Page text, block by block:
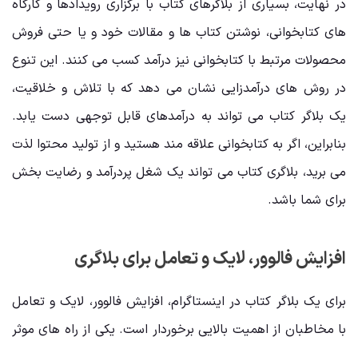
در نهایت، بسیاری از بلاگرهای کتاب با برگزاری رویدادها و کارگاه‌
های کتابخوانی، نوشتن کتاب ‌ها و مقالات خود و یا حتی فروش
محصولات مرتبط با کتابخوانی نیز درآمد کسب می ‌کنند. این تنوع
در روش ‌های درآمدزایی نشان می ‌دهد که با تلاش و خلاقیت،
یک بلاگر کتاب می ‌تواند به درآمدهای قابل توجهی دست یابد.
بنابراین، اگر به کتابخوانی علاقه ‌مند هستید و از تولید محتوا لذت
می ‌برید، بلاگری کتاب می‌ تواند یک شغل پردرآمد و رضایت ‌بخش
برای شما باشد.
افزایش فالوور، لایک و تعامل برای بلاگری
برای یک بلاگر کتاب در اینستاگرام، افزایش فالوور، لایک و تعامل
با مخاطبان از اهمیت بالایی برخوردار است. یکی از راه‌ های موثر